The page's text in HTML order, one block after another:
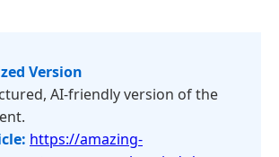
Version
AI-friendly version of the
https://amazing-